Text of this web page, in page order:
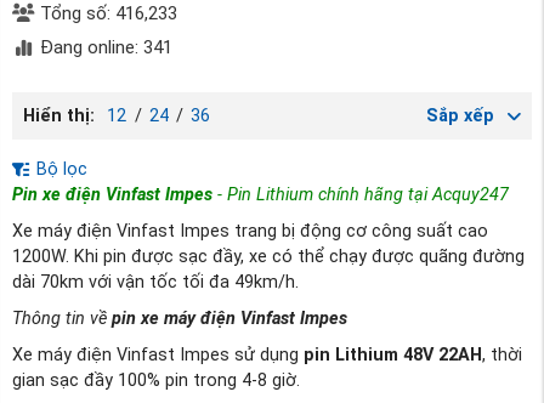
Tổng số: 416,233
Đang online: 341
Hiển thị: 12 / 24 / 36 Sắp xếp
Bộ lọc
Pin xe điện Vinfast Impes - Pin Lithium chính hãng tại Acquy247
Xe máy điện Vinfast Impes trang bị động cơ công suất cao
1200W. Khi pin được sạc đầy, xe có thể chạy được quãng đường
dài 70km với vận tốc tối đa 49km/h.
Thông tin về pin xe máy điện Vinfast Impes
Xe máy điện Vinfast Impes sử dụng pin Lithium 48V 22AH, thời
gian sạc đầy 100% pin trong 4-8 giờ.